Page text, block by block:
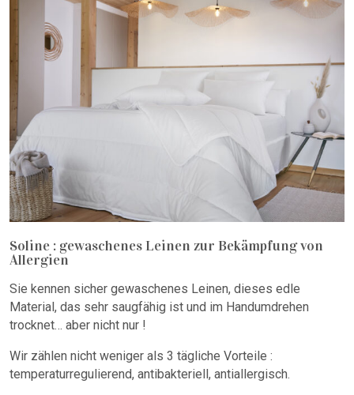
Soline : gewaschenes Leinen zur Bekämpfung von
Allergien
Sie kennen sicher gewaschenes Leinen, dieses edle
Material, das sehr saugfähig ist und im Handumdrehen
trocknet… aber nicht nur !
Wir zählen nicht weniger als 3 tägliche Vorteile :
temperaturregulierend, antibakteriell, antiallergisch.